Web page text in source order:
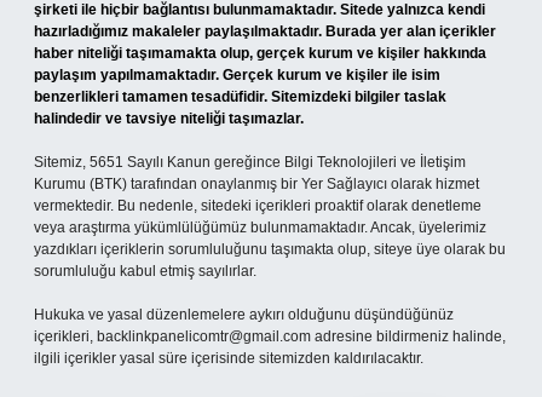
şirketi ile hiçbir bağlantısı bulunmamaktadır. Sitede yalnızca kendi
hazırladığımız makaleler paylaşılmaktadır. Burada yer alan içerikler
haber niteliği taşımamakta olup, gerçek kurum ve kişiler hakkında
paylaşım yapılmamaktadır. Gerçek kurum ve kişiler ile isim
benzerlikleri tamamen tesadüfidir. Sitemizdeki bilgiler taslak
halindedir ve tavsiye niteliği taşımazlar.
Sitemiz, 5651 Sayılı Kanun gereğince Bilgi Teknolojileri ve İletişim
Kurumu (BTK) tarafından onaylanmış bir Yer Sağlayıcı olarak hizmet
vermektedir. Bu nedenle, sitedeki içerikleri proaktif olarak denetleme
veya araştırma yükümlülüğümüz bulunmamaktadır. Ancak, üyelerimiz
yazdıkları içeriklerin sorumluluğunu taşımakta olup, siteye üye olarak bu
sorumluluğu kabul etmiş sayılırlar.
Hukuka ve yasal düzenlemelere aykırı olduğunu düşündüğünüz
içerikleri, backlinkpanelicomtr@gmail.com adresine bildirmeniz halinde,
ilgili içerikler yasal süre içerisinde sitemizden kaldırılacaktır.